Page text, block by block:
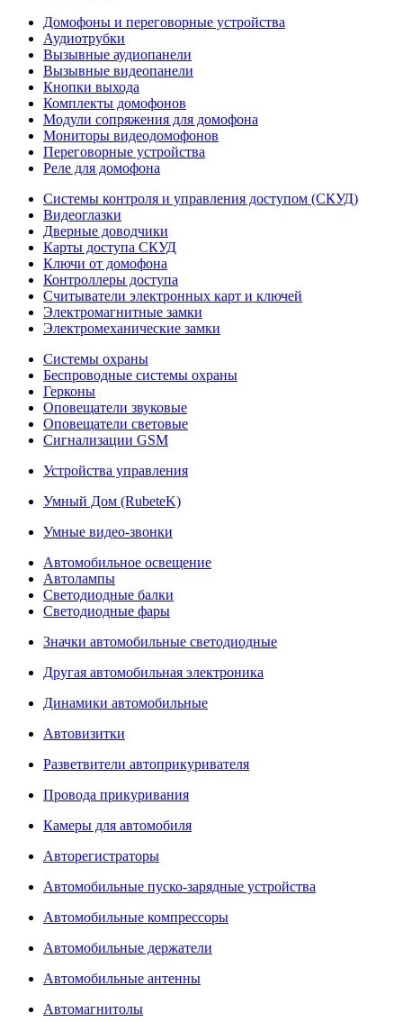
Домофоны и переговорные устройства
Аудиотрубки
Вызывные аудиопанели
Вызывные видеопанели
Кнопки выхода
Комплекты домофонов
Модули сопряжения для домофона
Мониторы видеодомофонов
Переговорные устройства
Реле для домофона
Системы контроля и управления доступом (СКУД)
Видеоглазки
Дверные доводчики
Карты доступа СКУД
Ключи от домофона
Контроллеры доступа
Считыватели электронных карт и ключей
Электромагнитные замки
Электромеханические замки
Системы охраны
Беспроводные системы охраны
Герконы
Оповещатели звуковые
Оповещатели световые
Сигнализации GSM
Устройства управления
Умный Дом (RubeteK)
Умные видео-звонки
Автомобильное освещение
Автолампы
Светодиодные балки
Светодиодные фары
Значки автомобильные светодиодные
Другая автомобильная электроника
Динамики автомобильные
Автовизитки
Разветвители автоприкуривателя
Провода прикуривания
Камеры для автомобиля
Авторегистраторы
Автомобильные пуско-зарядные устройства
Автомобильные компрессоры
Автомобильные держатели
Автомобильные антенны
Автомагнитолы